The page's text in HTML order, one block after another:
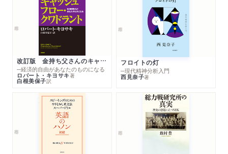
デイリースポーツ（東京版）で紹介されました。
WEB 2018/01/30
ダ・ヴィンチニュースで紹介されました。「西加奈子、約2
年ぶりの新作『おまじない』に込めた思い――なぜ「悩みを
抱える女の子」が「おじさん」に救われる8編にしたのか？」
スポーツ報知で紹介されました。
改訂版 金持ち父さんのキャッシュフロー・クワドラント
─経済的自由があなたのものになる
ロバート・キヨサキ著
白根美保子訳
フロイトの灯
─現代精神分析入門
西見奈子著